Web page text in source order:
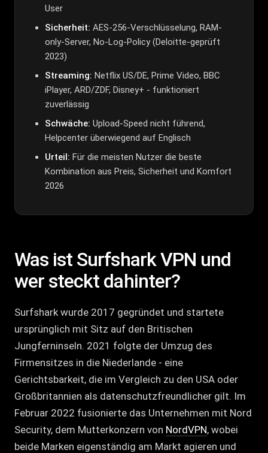
User
Sicherheit: AES-256-Verschlüsselung, RAM-
only-Server, No-Log-Policy (Deloitte-geprüft
2023)
Streaming: Netflix US/DE, Prime Video, BBC
iPlayer, ARD/ZDF, Disney+ - funktioniert
zuverlässig
Schwäche: Upload-Speed nicht führend,
Helpcenter überwiegend auf Englisch
Urteil: Für die meisten Nutzer die beste
Kombination aus Preis, Sicherheit und Komfort
2026
Was ist Surfshark VPN und
wer steckt dahinter?
Surfshark wurde 2017 gegründet und startete
ursprünglich mit Sitz auf den Britischen
Jungferninseln. 2021 folgte der Umzug des
Firmensitzes in die Niederlande - eine
Gerichtsbarkeit, die im Vergleich zu den USA oder
Großbritannien als datenschutzfreundlicher gilt. Im
Februar 2022 fusionierte das Unternehmen mit Nord
Security, dem Mutterkonzern von NordVPN, wobei
beide Marken eigenständig am Markt agieren und